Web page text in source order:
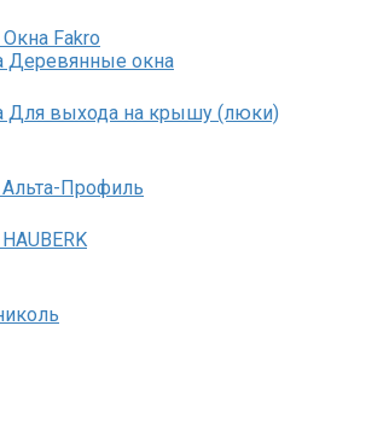
Fakro
Деревянные окна
Для выхода на крышу (люки)
Профиль